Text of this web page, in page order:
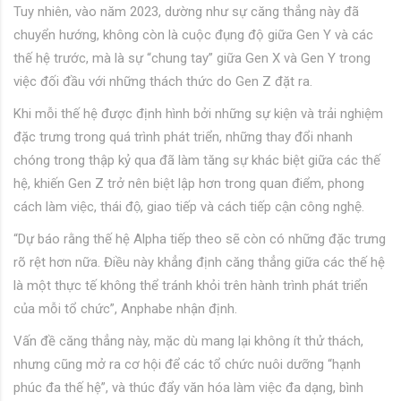
Tuy nhiên, vào năm 2023, dường như sự căng thẳng này đã
chuyển hướng, không còn là cuộc đụng độ giữa Gen Y và các
thế hệ trước, mà là sự “chung tay” giữa Gen X và Gen Y trong
việc đối đầu với những thách thức do Gen Z đặt ra.
Khi mỗi thế hệ được định hình bởi những sự kiện và trải nghiệm
đặc trưng trong quá trình phát triển, những thay đổi nhanh
chóng trong thập kỷ qua đã làm tăng sự khác biệt giữa các thế
hệ, khiến Gen Z trở nên biệt lập hơn trong quan điểm, phong
cách làm việc, thái độ, giao tiếp và cách tiếp cận công nghệ.
“Dự báo rằng thế hệ Alpha tiếp theo sẽ còn có những đặc trưng
rõ rệt hơn nữa. Điều này khẳng định căng thẳng giữa các thế hệ
là một thực tế không thể tránh khỏi trên hành trình phát triển
của mỗi tổ chức”, Anphabe nhận định.
Vấn đề căng thẳng này, mặc dù mang lại không ít thử thách,
nhưng cũng mở ra cơ hội để các tổ chức nuôi dưỡng “hạnh
phúc đa thế hệ”, và thúc đẩy văn hóa làm việc đa dạng, bình